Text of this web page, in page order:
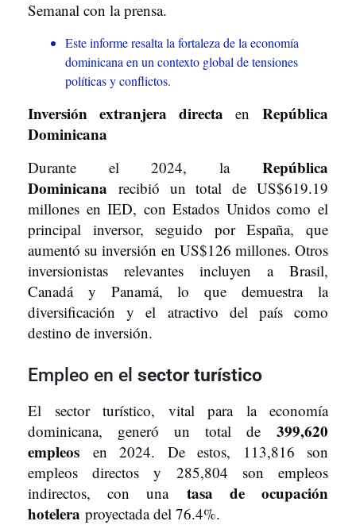
Semanal con la prensa.
Este informe resalta la fortaleza de la economía
dominicana en un contexto global de tensiones
políticas y conflictos.
Inversión extranjera directa en República
Dominicana
Durante el 2024, la República
Dominicana recibió un total de US$619.19
millones en IED, con Estados Unidos como el
principal inversor, seguido por España, que
aumentó su inversión en US$126 millones. Otros
inversionistas relevantes incluyen a Brasil,
Canadá y Panamá, lo que demuestra la
diversificación y el atractivo del país como
destino de inversión.
Empleo en el sector turístico
El sector turístico, vital para la economía
dominicana, generó un total de 399,620
empleos en 2024. De estos, 113,816 son
empleos directos y 285,804 son empleos
indirectos, con una tasa de ocupación
hotelera proyectada del 76.4%.